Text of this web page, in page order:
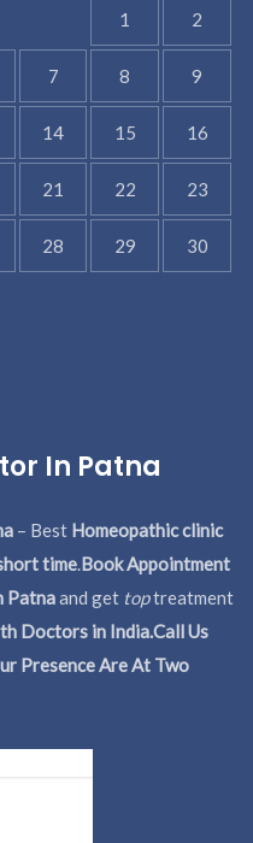
1 2
7 8 9
14 15 16
21 22 23
28 29 30
In Patna
– Best Homeopathic clinic
time.Book Appointment
Patnaand get toptreatment
Doctors in India.Call Us
Presence Are At Two